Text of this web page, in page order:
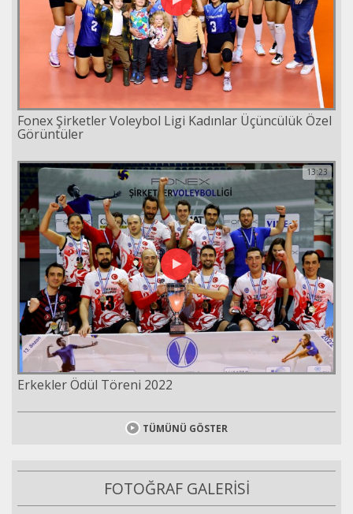
Fonex Şirketler Voleybol Ligi Kadınlar Üçüncülük Özel
Görüntüler
Erkekler Ödül Töreni 2022
13:23
TÜMÜNÜ GÖSTER
FOTOĞRAF GALERİSİ